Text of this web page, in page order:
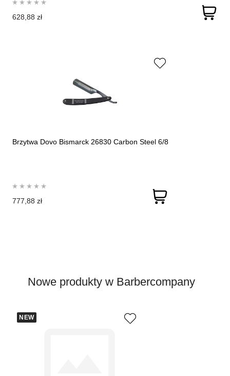
628,88 zł
Brzytwa Dovo Bismarck 26830 Carbon Steel 6/8
777,88 zł
Nowe produkty w Barbercompany
NEW